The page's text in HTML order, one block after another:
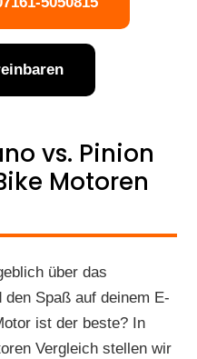
vs. Pinion
Motoren
über das
Spaß auf deinem E-
ist der beste? In
Vergleich stellen wir